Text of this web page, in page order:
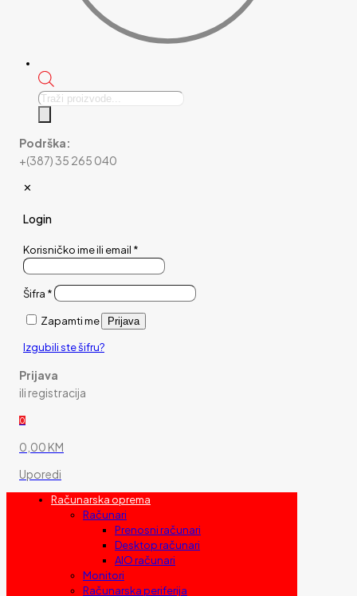
Products
Podrška:
+(387) 35 265 040
✕
Login
Korisničko ime ili email *
Šifra *
Zapamti me Prijava
Izgubili ste šifru?
Prijava
ili registracija
0
0,00 KM
Uporedi
Računarska oprema
Računari
Prenosni računari
Desktop računari
AIO računari
Monitori
Računarska periferija